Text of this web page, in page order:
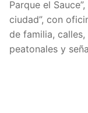
Parque el
ciudad”, con
de familia,
peatonales y